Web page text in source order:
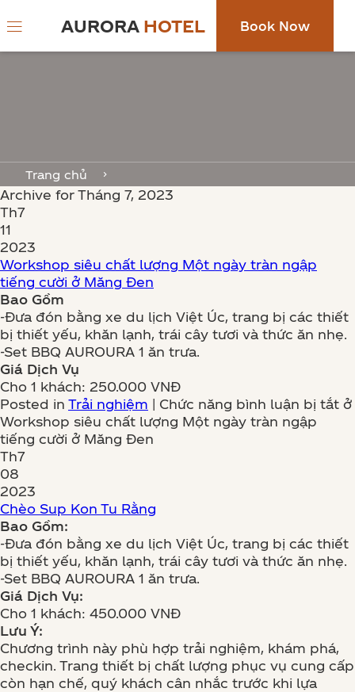
AURORA HOTEL Book Now
Trang chủ
Archive for Tháng 7, 2023
Th7
11
2023
Workshop siêu chất lượng Một ngày tràn ngập
tiếng cười ở Măng Đen
Bao Gồm
-Đưa đón bằng xe du lịch Việt Úc, trang bị các thiết
bị thiết yếu, khăn lạnh, trái cây tươi và thức ăn nhẹ.
-Set BBQ AUROURA 1 ăn trưa.
Giá Dịch Vụ
Cho 1 khách: 250.000 VNĐ
Posted in Trải nghiệm | Chức năng bình luận bị tắt ở
Workshop siêu chất lượng Một ngày tràn ngập
tiếng cười ở Măng Đen
Th7
08
2023
Chèo Sup Kon Tu Rằng
Bao Gồm:
-Đưa đón bằng xe du lịch Việt Úc, trang bị các thiết
bị thiết yếu, khăn lạnh, trái cây tươi và thức ăn nhẹ.
-Set BBQ AUROURA 1 ăn trưa.
Giá Dịch Vụ:
Cho 1 khách: 450.000 VNĐ
Lưu Ý:
Chương trình này phù hợp trải nghiệm, khám phá,
checkin. Trang thiết bị chất lượng phục vụ cung cấp
còn hạn chế, quý khách cân nhắc trước khi lựa